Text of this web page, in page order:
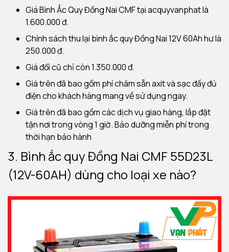
Giá Bình Ắc Quy Đồng Nai CMF tại acquyvanphat là
1.600.000 đ.
Chính sách thu lại bình ắc quy Đồng Nai 12V 60Ah hư là
250.000 đ.
Giá đổi cũ chỉ còn 1.350.000 đ.
Giá trên đã bao gồm phí châm sẵn axit và sạc đầy đủ
điện cho khách hàng mang về sử dụng ngay.
Giá trên đã bao gồm các dịch vụ giao hàng, lắp đặt
tận nơi trong vòng 1 giờ. Bảo dưỡng miễn phí trong
thời hạn bảo hành
3. Bình ắc quy Đồng Nai CMF 55D23L
(12V-60AH) dùng cho loại xe nào?